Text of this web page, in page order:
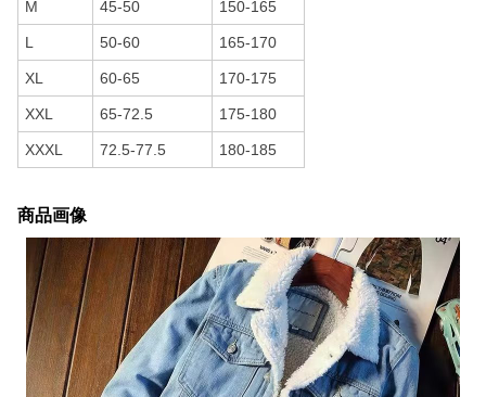
M 45-50 150-165
L 50-60 165-170
XL 60-65 170-175
XXL 65-72.5 175-180
XXXL 72.5-77.5 180-185
商品画像